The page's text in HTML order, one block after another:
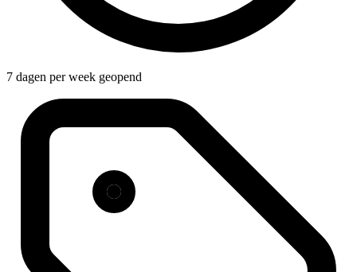
7 dagen per week geopend